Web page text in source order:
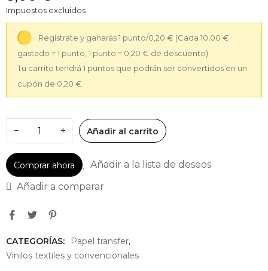
Impuestos excluidos
Regístrate y ganarás 1 punto/0,20 € (Cada 10,00 €
gastado = 1 punto, 1 punto = 0,20 € de descuento)
Tu carrito tendrá 1 puntos que podrán ser convertidos en un
cupón de 0,20 €.
− + Añadir al carrito
Comprar ahora
Añadir a la lista de deseos
Añadir a comparar
CATEGORÍAS: Papel transfer,
Vinilos textiles y convencionales